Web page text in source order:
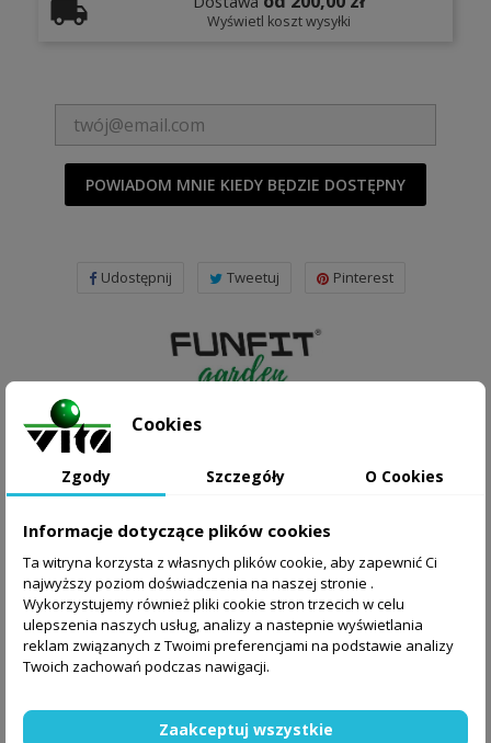
Wyświetl koszt wysyłki
POWIADOM MNIE KIEDY BĘDZIE DOSTĘPNY
Udostępnij Tweetuj Pinterest
Nowoczesny fotel wiszący ratanowy idealnie nadaje się
do relaksu w ogrodzie , na tarasie , balkonie, Dzięki
eleganckiej formie oraz solidnej konstrukcji stanowi nie
aranżacji przestrzeni. Stabilny stelaż malowany
proszkowo gwarantuje trwałość i odporność na warunki
Cookies
Zgody Szczegóły O Cookies
Informacje dotyczące plików cookies
Ta witryna korzysta z własnych plików cookie, aby zapewnić Ci
najwyższy poziom doświadczenia na naszej stronie .
Wykorzystujemy również pliki cookie stron trzecich w celu
ulepszenia naszych usług, analizy a nastepnie wyświetlania
reklam związanych z Twoimi preferencjami na podstawie analizy
Twoich zachowań podczas nawigacji.
Zaakceptuj wszystkie